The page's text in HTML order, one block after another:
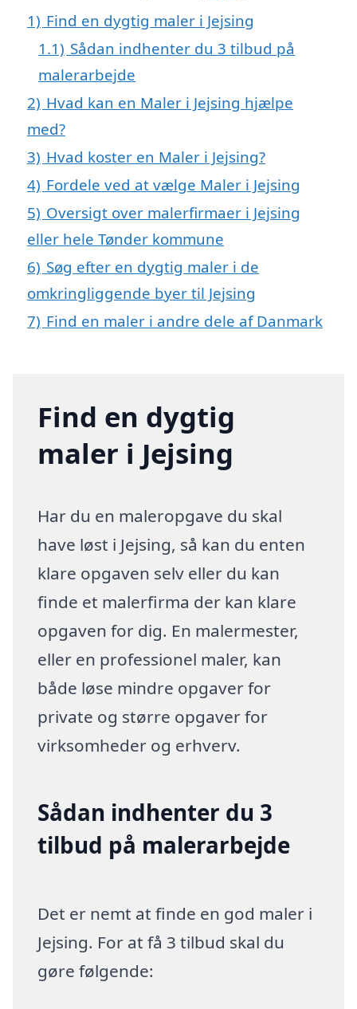
1) Find en dygtig maler i Jejsing
1.1) Sådan indhenter du 3 tilbud på
malerarbejde
2) Hvad kan en Maler i Jejsing hjælpe
med?
3) Hvad koster en Maler i Jejsing?
4) Fordele ved at vælge Maler i Jejsing
5) Oversigt over malerfirmaer i Jejsing
eller hele Tønder kommune
6) Søg efter en dygtig maler i de
omkringliggende byer til Jejsing
7) Find en maler i andre dele af Danmark
Find en dygtig
maler i Jejsing
Har du en maleropgave du skal
have løst i Jejsing, så kan du enten
klare opgaven selv eller du kan
finde et malerfirma der kan klare
opgaven for dig. En malermester,
eller en professionel maler, kan
både løse mindre opgaver for
private og større opgaver for
virksomheder og erhverv.
Sådan indhenter du 3
tilbud på malerarbejde
Det er nemt at finde en god maler i
Jejsing. For at få 3 tilbud skal du
gøre følgende: